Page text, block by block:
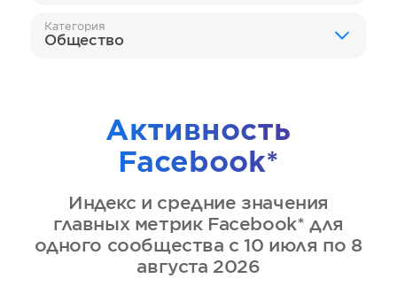
Категория
Общество
Активность
Facebook*
Индекс и средние значения
главных метрик Facebook* для
одного сообщества с 10 июля по 8
августа 2026